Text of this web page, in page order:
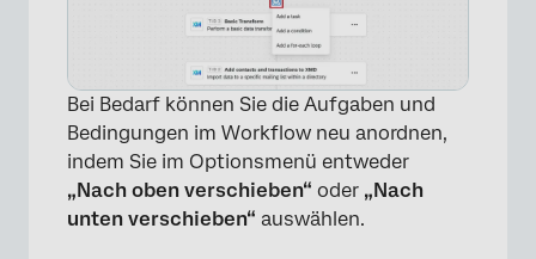
Bei Bedarf können Sie die Aufgaben und
Bedingungen im Workflow neu anordnen,
indem Sie im Optionsmenü entweder
„Nach oben verschieben“ oder „Nach
unten verschieben“ auswählen.